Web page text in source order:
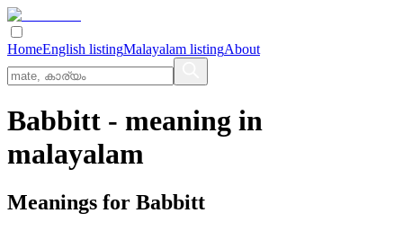
HomeEnglish listingMalayalam listingAbout
Babbitt - meaning in
malayalam
Meanings for Babbitt